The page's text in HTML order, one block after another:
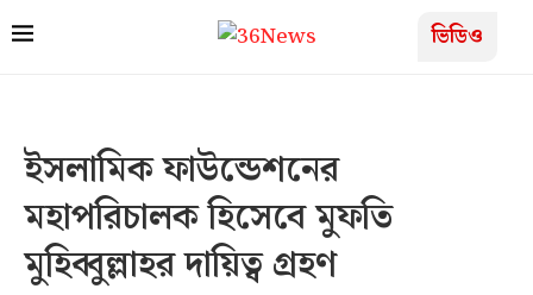
ভিডিও
ইসলামিক ফাউন্ডেশনের
মহাপরিচালক হিসেবে মুফতি
মুহিব্বুল্লাহর দায়িত্ব গ্রহণ